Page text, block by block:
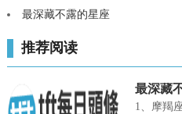
最深藏不露的星座
推荐阅读
最深藏
1、摩羯